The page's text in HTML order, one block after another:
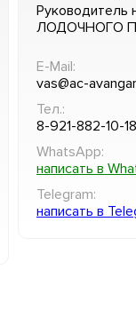
Руководитель
ЛОДОЧНОГО
E-Mail:
vas@ac-
Тел.:
8-921-882-10-18
WhatsApp:
написать в
Telegram:
написать в